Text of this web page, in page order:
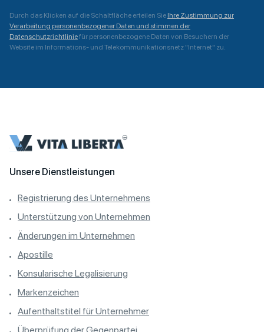
Durch das Klicken auf die Schaltfläche erteilen Sie Ihre Zustimmung zur
Verarbeitung personenbezogener Daten und stimmen der
Datenschutzrichtliniefür personenbezogene Daten von Besuchern der
Website im Informations- und Telekommunikationsnetz "Internet" zu.
l
n
t
v
Unsere Dienstleistungen
Registrierung des Unternehmens
Unterstützung von Unternehmen
Änderungen im Unternehmen
Apostille
Konsularische Legalisierung
Markenzeichen
Aufenthaltstitel für Unternehmer